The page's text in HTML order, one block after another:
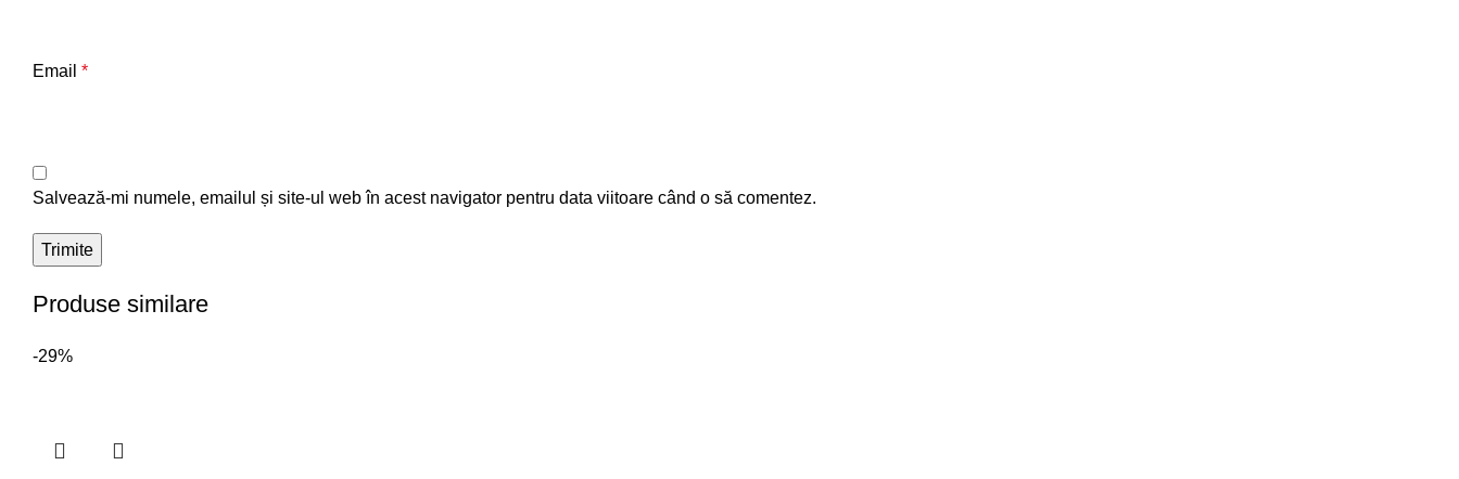
Email *
Salvează-mi numele, emailul și site-ul web în acest navigator pentru data viitoare când o să comentez.
Produse similare
-29%